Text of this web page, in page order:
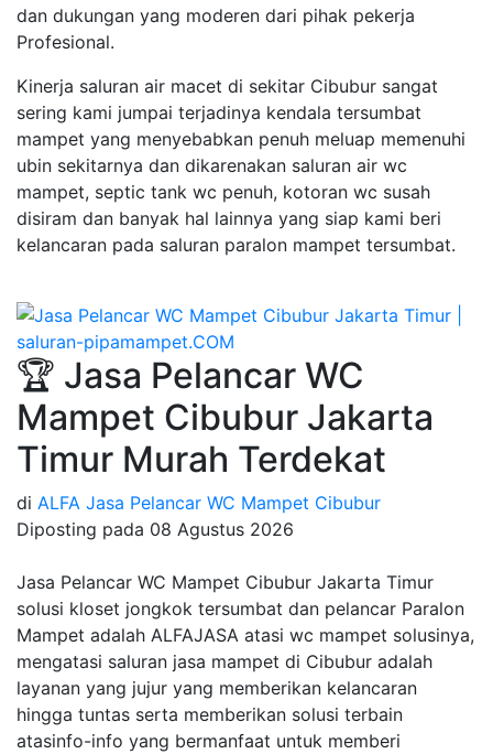
dan dukungan yang moderen dari pihak pekerja
Profesional.
Kinerja saluran air macet di sekitar Cibubur sangat
sering kami jumpai terjadinya kendala tersumbat
mampet yang menyebabkan penuh meluap memenuhi
ubin sekitarnya dan dikarenakan saluran air wc
mampet, septic tank wc penuh, kotoran wc susah
disiram dan banyak hal lainnya yang siap kami beri
kelancaran pada saluran paralon mampet tersumbat.
🏆 Jasa Pelancar WC
Mampet Cibubur Jakarta
Timur Murah Terdekat
di ALFA Jasa Pelancar WC Mampet Cibubur
Diposting pada 08 Agustus 2026
Jasa Pelancar WC Mampet Cibubur Jakarta Timur
solusi kloset jongkok tersumbat dan pelancar Paralon
Mampet adalah ALFAJASA atasi wc mampet solusinya,
mengatasi saluran jasa mampet di Cibubur adalah
layanan yang jujur yang memberikan kelancaran
hingga tuntas serta memberikan solusi terbain
atasinfo-info yang bermanfaat untuk memberi